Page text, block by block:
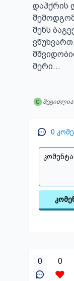
დაჰქრის
შენს
მერი...
0
0 0